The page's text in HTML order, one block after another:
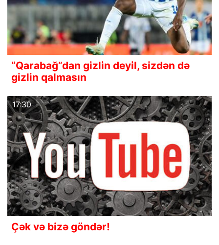
“Qarabağ”dan gizlin deyil, sizdən də
gizlin qalmasın
17:30
Çək və bizə göndər!